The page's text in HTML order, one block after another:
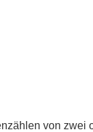
von zwei